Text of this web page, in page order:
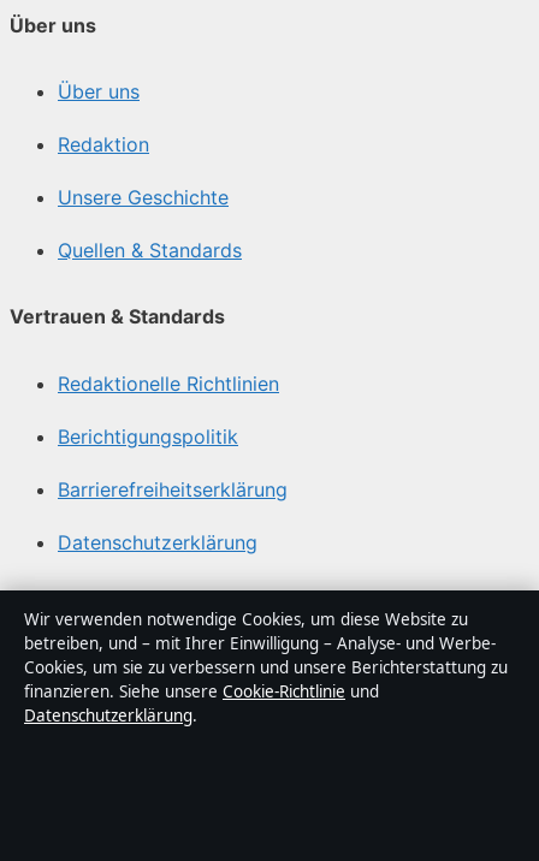
Über uns
Über uns
Redaktion
Unsere Geschichte
Quellen & Standards
Vertrauen & Standards
Redaktionelle Richtlinien
Berichtigungspolitik
Barrierefreiheitserklärung
Datenschutzerklärung
Über Politikstudio in Kürze
Politikstudio ist ein unabhängiger digitaler
Nachrichtenanbieter mit Fokus auf Politik, Wirtschaft,
Technik und Gesellschaft in Deutschland. Jeder Artikel
Wir verwenden notwendige Cookies, um diese Website zu
betreiben, und – mit Ihrer Einwilligung – Analyse- und Werbe-
Cookies, um sie zu verbessern und unsere Berichterstattung zu
finanzieren. Siehe unsere Cookie-Richtlinie und
Datenschutzerklärung.